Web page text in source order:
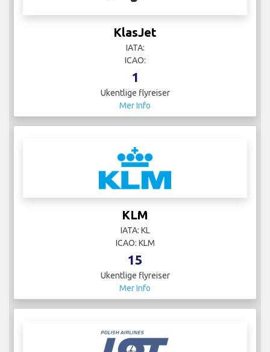
KlasJet
IATA:
ICAO:
1
Ukentlige flyreiser
Mer Info
KLM
IATA: KL
ICAO: KLM
15
Ukentlige flyreiser
Mer Info